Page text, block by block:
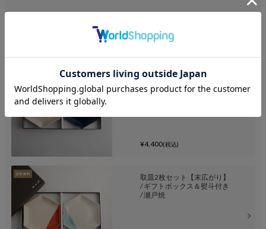
取皿2枚セット / ギフトボッ
クス＆熨斗付き / 瀬戸焼
¥4,400(税込)
取皿2枚セット【末広がり】
/ ギフトボックス＆熨斗付き
/ 瀬戸焼